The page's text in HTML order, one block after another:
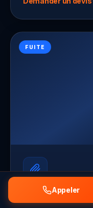
FUITE
Recherche de
Appeler